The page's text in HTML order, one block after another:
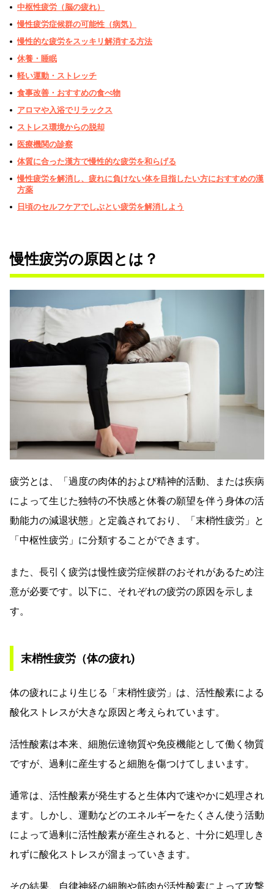
中枢性疲労（脳の疲れ）
慢性疲労症候群の可能性（病気）
慢性的な疲労をスッキリ解消する方法
休養・睡眠
軽い運動・ストレッチ
食事改善・おすすめの食べ物
アロマや入浴でリラックス
ストレス環境からの脱却
医療機関の診察
体質に合った漢方で慢性的な疲労を和らげる
慢性疲労を解消し、疲れに負けない体を目指したい方におすすめの漢
方薬
日頃のセルフケアでしぶとい疲労を解消しよう
慢性疲労の原因とは？
疲労とは、「過度の肉体的および精神的活動、または疾病
によって生じた独特の不快感と休養の願望を伴う身体の活
動能力の減退状態」と定義されており、「末梢性疲労」と
「中枢性疲労」に分類することができます。
また、長引く疲労は慢性疲労症候群のおそれがあるため注
意が必要です。以下に、それぞれの疲労の原因を示しま
す。
末梢性疲労（体の疲れ)
体の疲れにより生じる「末梢性疲労」は、活性酸素による
酸化ストレスが大きな原因と考えられています。
活性酸素は本来、細胞伝達物質や免疫機能として働く物質
ですが、過剰に産生すると細胞を傷つけてしまいます。
通常は、活性酸素が発生すると生体内で速やかに処理され
ます。しかし、運動などのエネルギーをたくさん使う活動
によって過剰に活性酸素が産生されると、十分に処理しき
れずに酸化ストレスが溜まっていきます。
その結果、自律神経の細胞や筋肉が活性酸素によって攻撃